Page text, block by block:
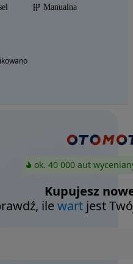
Manualna
ok. 40 000 aut
Kupujesz
ilewart jest